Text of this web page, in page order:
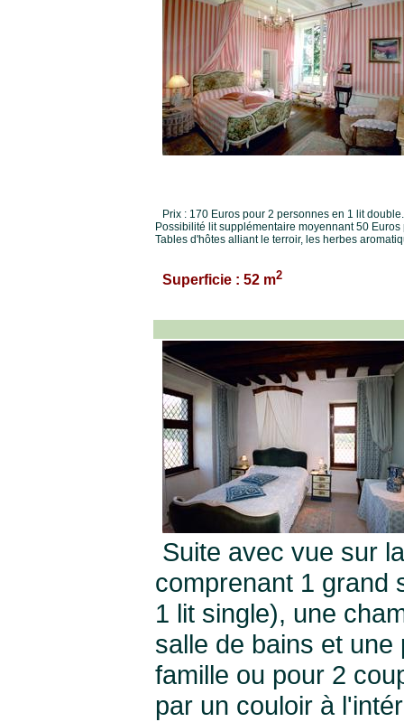
Prix : 170 Euros pour 2 personnes en 1 lit double.
Possibilité lit supplémentaire moyennant 50
Tables d'hôtes alliant le terroir, les herbes
Superficie : 52 m2
Suite avec vue sur
comprenant 1 grand
1 lit single), une
salle de bains et
famille ou pour 2
par un couloir à